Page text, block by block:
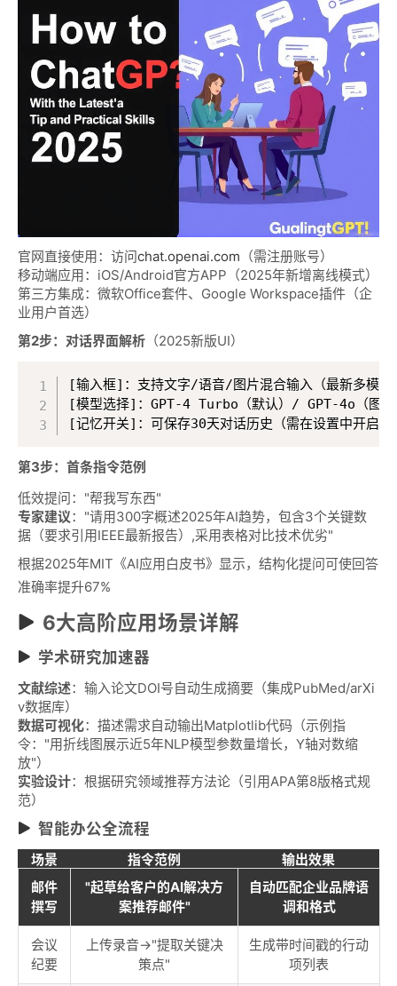
官网直接使用：访问chat.openai.com （需注册账号）
移动端应用：iOS/Android官方APP（2025年新增离线模式）
第三方集成：微软Office套件、Google Workspace插件（企
业用户首选）
第2步：对话界面解析 （2025新版UI）
[输入框]：支持文字/语音/图片混合输入（最新多模态
[模型选择]：GPT-4 Turbo（默认）/ GPT-4o（图
[记忆开关]：可保存30天对话历史（需在设置中开启）
第3步：首条指令范例
低效提问："帮我写东西"
专家建议："请用300字概述2025年AI趋势，包含3个关键数
据（要求引用IEEE最新报告）,采用表格对比技术优劣"
根据2025年MIT《AI应用白皮书》显示，结构化提问可使回答
准确率提升67%
6大高阶应用场景详解
学术研究加速器
文献综述：输入论文DOI号自动生成摘要（集成PubMed/arXi
v数据库）
数据可视化：描述需求自动输出Matplotlib代码（示例指
令："用折线图展示近5年NLP模型参数量增长，Y轴对数缩
放"）
实验设计：根据研究领域推荐方法论（引用APA第8版格式规
范）
智能办公全流程
场景 指令范例
输出效果
邮件
撰写
"起草给客户的AI解决方
案推荐邮件"
自动匹配企业品牌语
调和格式
会议
纪要
上传录音→"提取关键决
策点"
生成带时间戳的行动
项列表